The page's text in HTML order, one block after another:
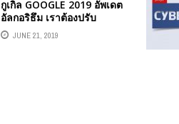
กูเกิล GOOGLE 2019 อัพเดต
อัลกอริธึม เราต้องปรับ
JUNE 21, 2019